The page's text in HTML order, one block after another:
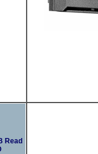
Read